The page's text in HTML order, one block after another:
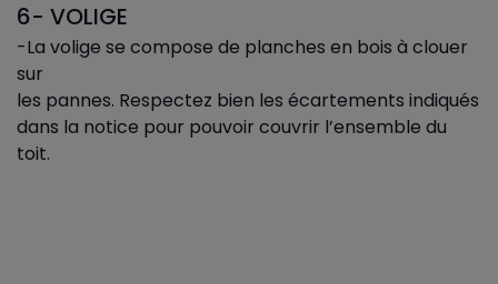
6- VOLIGE
-La volige se compose de planches en bois à clouer
sur
les pannes. Respectez bien les écartements indiqués
dans la notice pour pouvoir couvrir l’ensemble du
toit.